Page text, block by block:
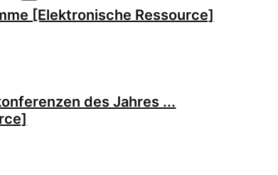
[Elektronische Ressource]
des Jahres ...